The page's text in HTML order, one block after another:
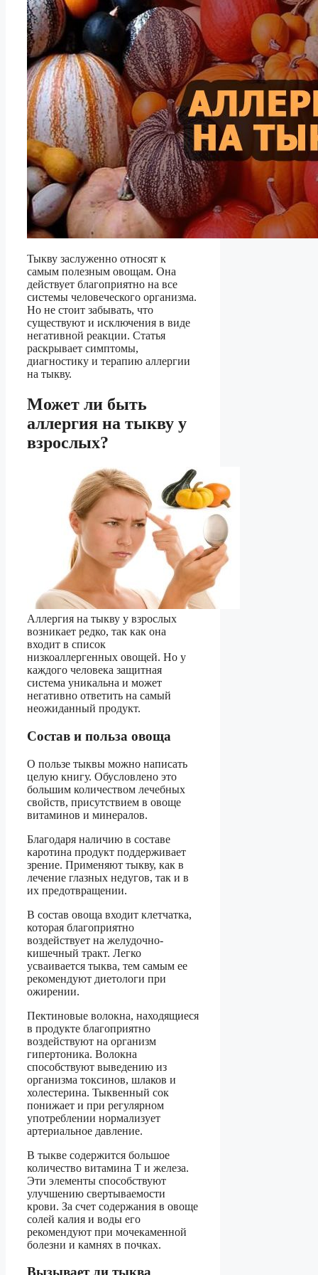
Тыкву заслуженно относят к
самым полезным овощам. Она
действует благоприятно на все
системы человеческого организма.
Но не стоит забывать, что
существуют и исключения в виде
негативной реакции. Статья
раскрывает симптомы,
диагностику и терапию аллергии
на тыкву.
Может ли быть
аллергия на тыкву у
взрослых?
Аллергия на тыкву у взрослых
возникает редко, так как она
входит в список
низкоаллергенных овощей. Но у
каждого человека защитная
система уникальна и может
негативно ответить на самый
неожиданный продукт.
Состав и польза овоща
О пользе тыквы можно написать
целую книгу. Обусловлено это
большим количеством лечебных
свойств, присутствием в овоще
витаминов и минералов.
Благодаря наличию в составе
каротина продукт поддерживает
зрение. Применяют тыкву, как в
лечение глазных недугов, так и в
их предотвращении.
В состав овоща входит клетчатка,
которая благоприятно
воздействует на желудочно-
кишечный тракт. Легко
усваивается тыква, тем самым ее
рекомендуют диетологи при
ожирении.
Пектиновые волокна, находящиеся
в продукте благоприятно
воздействуют на организм
гипертоника. Волокна
способствуют выведению из
организма токсинов, шлаков и
холестерина. Тыквенный сок
понижает и при регулярном
употреблении нормализует
артериальное давление.
В тыкве содержится большое
количество витамина Т и железа.
Эти элементы способствуют
улучшению свертываемости
крови. За счет содержания в овоще
солей калия и воды его
рекомендуют при мочекаменной
болезни и камнях в почках.